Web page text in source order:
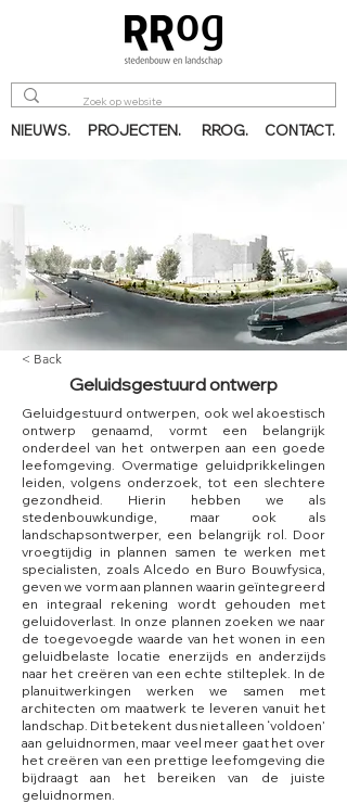
NIEUWS. PROJECTEN. RROG. CONTACT.
Geluidsgestuurd ontwerp
< Back
Geluidgestuurd ontwerpen, ook wel akoestisch
ontwerp genaamd, vormt een belangrijk
onderdeel van het ontwerpen aan een goede
leefomgeving. Overmatige geluidprikkelingen
leiden, volgens onderzoek, tot een slechtere
gezondheid. Hierin hebben we als
stedenbouwkundige, maar ook als
landschapsontwerper, een belangrijk rol. Door
vroegtijdig in plannen samen te werken met
specialisten, zoals Alcedo en Buro Bouwfysica,
geven we vorm aan plannen waarin geïntegreerd
en integraal rekening wordt gehouden met
geluidoverlast. In onze plannen zoeken we naar
de toegevoegde waarde van het wonen in een
geluidbelaste locatie enerzijds en anderzijds
naar het creëren van een echte stilteplek. In de
planuitwerkingen werken we samen met
architecten om maatwerk te leveren vanuit het
landschap. Dit betekent dus niet alleen ‘voldoen’
aan geluidnormen, maar veel meer gaat het over
het creëren van een prettige leefomgeving die
bijdraagt aan het bereiken van de juiste
geluidnormen.